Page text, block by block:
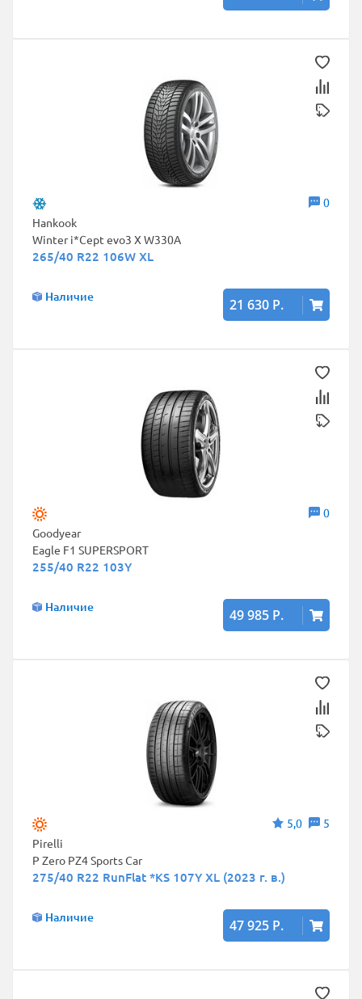
0
Hankook
Winter i*Cept evo3 X W330A
265/40 R22 106W XL
Наличие 21 630 Р.
0
Goodyear
Eagle F1 SUPERSPORT
255/40 R22 103Y
Наличие 49 985 Р.
5,0
5
Pirelli
P Zero PZ4 Sports Car
275/40 R22 RunFlat *KS 107Y XL (2023 г. в.)
Наличие 47 925 Р.